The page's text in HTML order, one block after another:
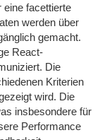
eine facettierte
werden über
gemacht.
React-
Die
Kriterien
wird. Die
insbesondere für
Performance